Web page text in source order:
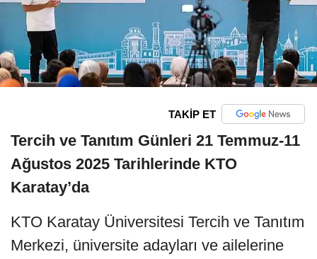
TAKİP ET
Tercih ve Tanıtım Günleri 21 Temmuz-11
Ağustos 2025 Tarihlerinde KTO
Karatay’da
KTO Karatay Üniversitesi Tercih ve Tanıtım
Merkezi, üniversite adayları ve ailelerine